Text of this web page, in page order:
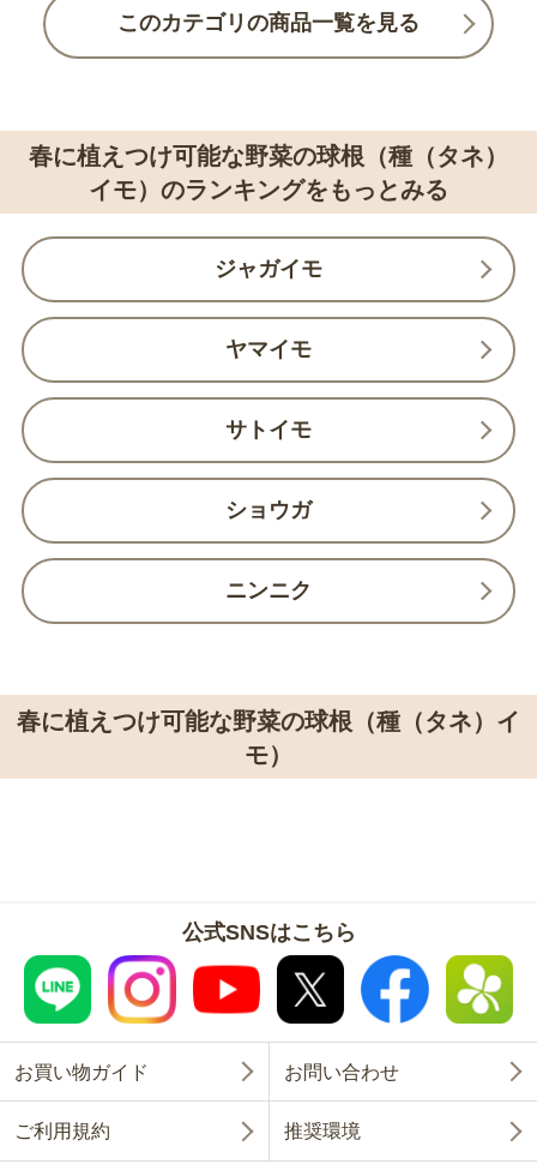
このカテゴリの商品一覧を見る
春に植えつけ可能な野菜の球根（種（タネ）
イモ）のランキングをもっとみる
ジャガイモ
ヤマイモ
サトイモ
ショウガ
ニンニク
春に植えつけ可能な野菜の球根（種（タネ）イ
モ）
公式SNSはこちら
お買い物ガイド お問い合わせ
ご利用規約 推奨環境